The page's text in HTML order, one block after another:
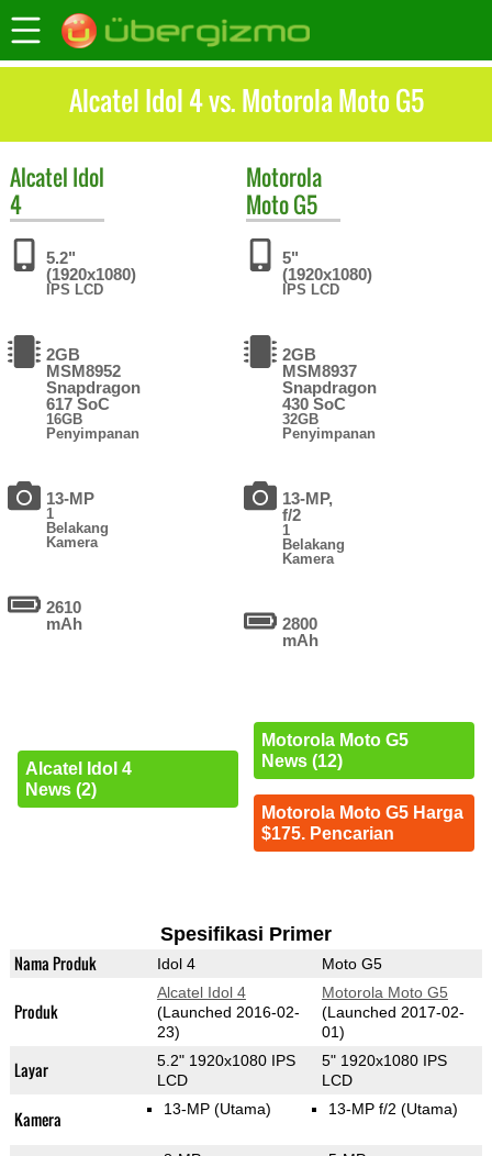
Alcatel Idol 4 vs. Motorola Moto G5
Alcatel Idol
4
5.2"
(1920x1080)
IPS LCD
2GB
MSM8952
Snapdragon
617 SoC
16GB
Penyimpanan
13-MP
1
Belakang
Kamera
2610
mAh
Alcatel Idol 4
News (2)
Motorola
Moto G5
5"
(1920x1080)
IPS LCD
2GB
MSM8937
Snapdragon
430 SoC
32GB
Penyimpanan
13-MP,
f/2
1
Belakang
Kamera
2800
mAh
Motorola Moto G5
News (12)
Motorola Moto G5 Harga
$175. Pencarian
Spesifikasi Primer
Nama Produk Idol 4 Moto G5
Produk
Alcatel Idol 4
(Launched 2016-02-
23)
Motorola Moto G5
(Launched 2017-02-
01)
Layar
5.2" 1920x1080 IPS
LCD
5" 1920x1080 IPS
LCD
Kamera 13-MP (Utama) 13-MP f/2 (Utama)